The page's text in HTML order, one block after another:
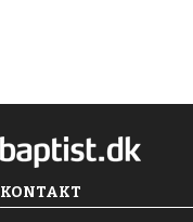
KONTAKT